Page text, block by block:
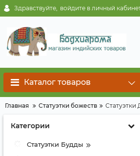
Здравствуйте, войдите в личный
Каталог товаров
Главная Статуэтки божеств Статуэтки
Категории
Статуэтки Будды